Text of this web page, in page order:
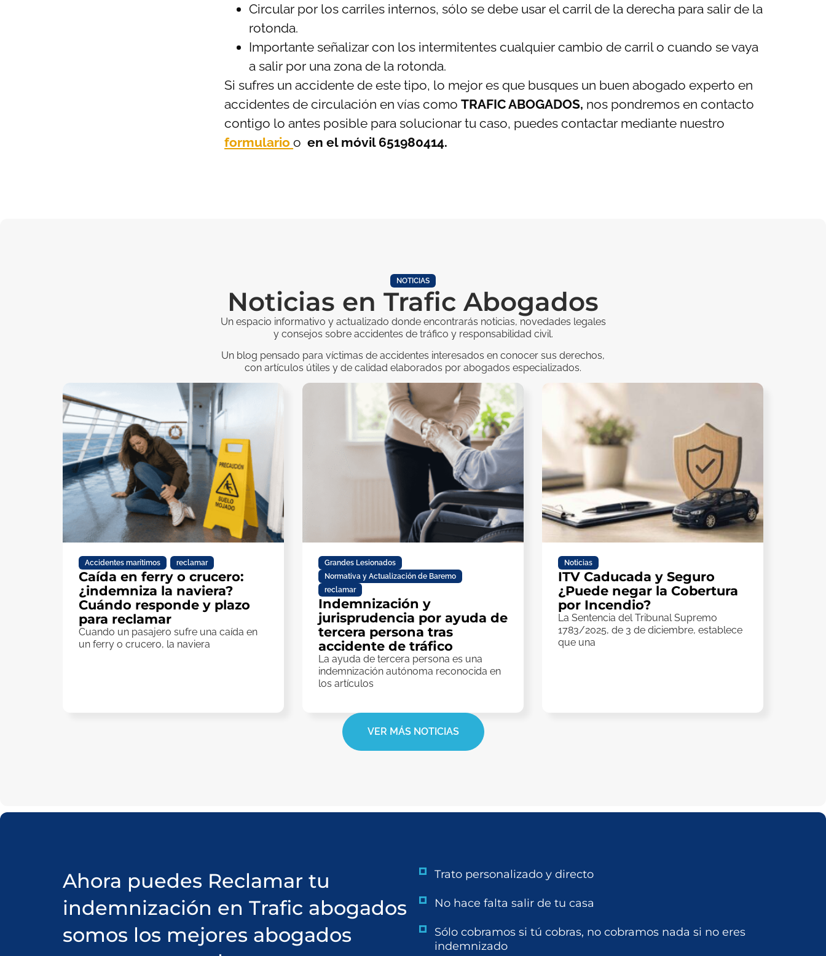
Circular por los carriles internos, sólo se debe usar el carril de la derecha para salir de la
rotonda.
Importante señalizar con los intermitentes cualquier cambio de carril o cuando se vaya
a salir por una zona de la rotonda.
Si sufres un accidente de este tipo, lo mejor es que busques un buen abogado experto en
accidentes de circulación en vías comoTRAFIC ABOGADOS, nos pondremos en contacto
contigo lo antes posible para solucionar tu caso, puedes contactar mediante nuestro
formulario o en el móvil 651980414.
NOTICIAS
Noticias en Trafic Abogados
Un espacio informativo y actualizado donde encontrarás noticias, novedades legales
y consejos sobre accidentes de tráfico y responsabilidad civil.
Un blog pensado para víctimas de accidentes interesados en conocer sus derechos,
con artículos útiles y de calidad elaborados por abogados especializados.
Accidentes marítimos reclamar
Caída en ferry o crucero:
¿indemniza la naviera?
Cuándo responde y plazo
para reclamar
Cuando un pasajero sufre una caída en
un ferry o crucero, la naviera
Grandes Lesionados
Normativa y Actualización de Baremo
reclamar
Indemnización y
jurisprudencia por ayuda de
tercera persona tras
accidente de tráfico
La ayuda de tercera persona es una
indemnización autónoma reconocida en
los artículos
Noticias
ITV Caducada y Seguro
¿Puede negar la Cobertura
por Incendio?
La Sentencia del Tribunal Supremo
1783/2025, de 3 de diciembre, establece
que una
VER MÁS NOTICIAS
Ahora puedes Reclamar tu
indemnización en Trafic abogados
somos los mejores abogados
Trato personalizado y directo
No hace falta salir de tu casa
Sólo cobramos si tú cobras, no cobramos nada si no eres
indemnizado